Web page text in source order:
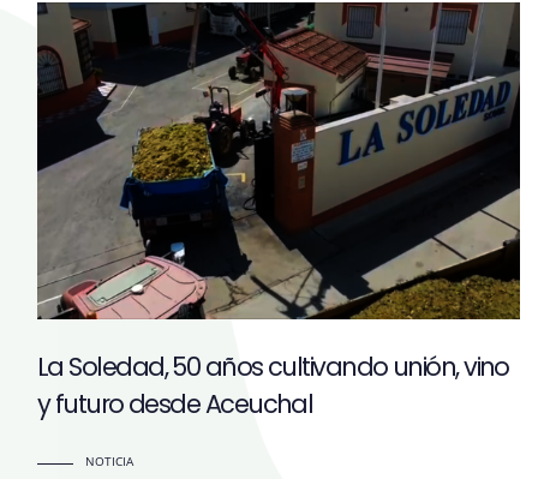
La Soledad, 50 años cultivando unión, vino
y futuro desde Aceuchal
NOTICIA